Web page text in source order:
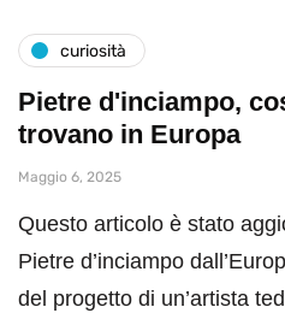
curiosità
Pietre d'inciampo,
trovano in Europa
Maggio 6, 2025
Questo articolo è stato
Pietre d’inciampo
del progetto di un’artista